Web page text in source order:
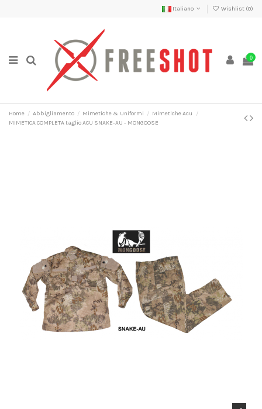
Italiano Wishlist (0)
0
Home Abbigliamento Mimetiche & Uniformi
Mimetiche Acu
MIMETICA COMPLETA taglio ACU SNAKE-AU - MONGOOSE